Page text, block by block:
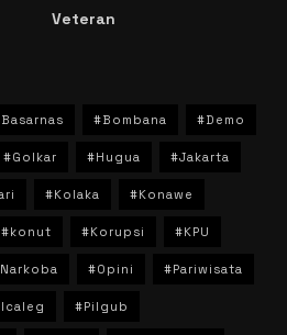
Veteran
#Bombana #Demo
#Golkar #Hugua #Jakarta
#Kolaka #Konawe
#konut #Korupsi #KPU
#Opini #Pariwisata
#Pilgub